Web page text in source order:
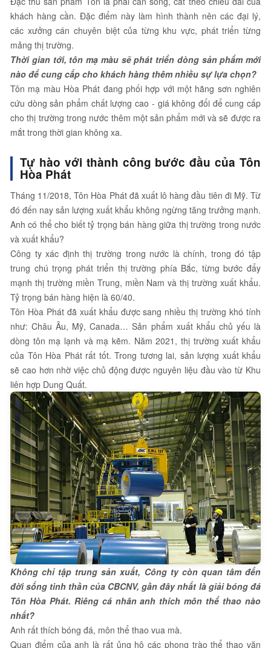
khách hàng cần. Đặc điểm này làm hình thành nên các đại lý,
các xưởng cán chuyên biệt của từng khu vực, phát triển từng
mảng thị trường.
Thời gian tới, tôn mạ màu sẽ phát triển dòng sản phẩm mới
nào để cung cấp cho khách hàng thêm nhiều sự lựa chọn?
Tôn mạ màu Hòa Phát đang phối hợp với một hãng sơn nghiên
cứu dòng sản phẩm chất lượng cao - giá không đổi để cung cấp
cho thị trường trong nước thêm một sản phẩm mới và sẽ được ra
mắt trong thời gian không xa.
Tự hào với thành công bước đầu của Tôn
Hòa Phát
Tháng 11/2018, Tôn Hòa Phát đã xuất lô hàng đầu tiên đi Mỹ. Từ
đó đến nay sản lượng xuất khẩu không ngừng tăng trưởng mạnh.
Anh có thể cho biết tỷ trọng bán hàng giữa thị trường trong nước
và xuất khẩu?
Công ty xác định thị trường trong nước là chính, trong đó tập
trung chú trọng phát triển thị trường phía Bắc, từng bước đẩy
mạnh thị trường miền Trung, miền Nam và thị trường xuất khẩu.
Tỷ trọng bán hàng hiện là 60/40.
Tôn Hòa Phát đã xuất khẩu được sang nhiều thị trường khó tính
như: Châu Âu, Mỹ, Canada… Sản phẩm xuất khẩu chủ yếu là
dòng tôn mạ lạnh và mạ kẽm. Năm 2021, thị trường xuất khẩu
của Tôn Hòa Phát rất tốt. Trong tương lai, sản lượng xuất khẩu
sẽ cao hơn nhờ việc chủ động được nguyên liệu đầu vào từ Khu
liên hợp Dung Quất.
Không chỉ tập trung sản xuất, Công ty còn quan tâm đến
đời sống tinh thần của CBCNV, gần đây nhất là giải bóng đá
Tôn Hòa Phát. Riêng cá nhân anh thích môn thể thao nào
nhất?
Anh rất thích bóng đá, môn thể thao vua mà.
Quan điểm của anh là rất ủng hộ các phong trào thể thao văn